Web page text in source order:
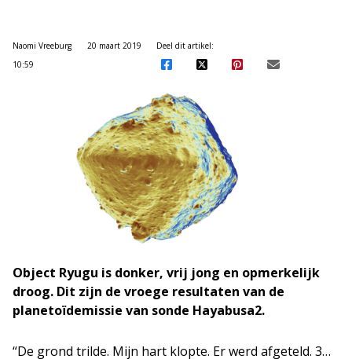
Naomi Vreeburg
20 maart 2019
10:59
Deel dit artikel:
Object Ryugu is donker, vrij jong en opmerkelijk
droog. Dit zijn de vroege resultaten van de
planetoïdemissie van sonde Hayabusa2.
“De grond trilde. Mijn hart klopte. Er werd afgeteld. 3…